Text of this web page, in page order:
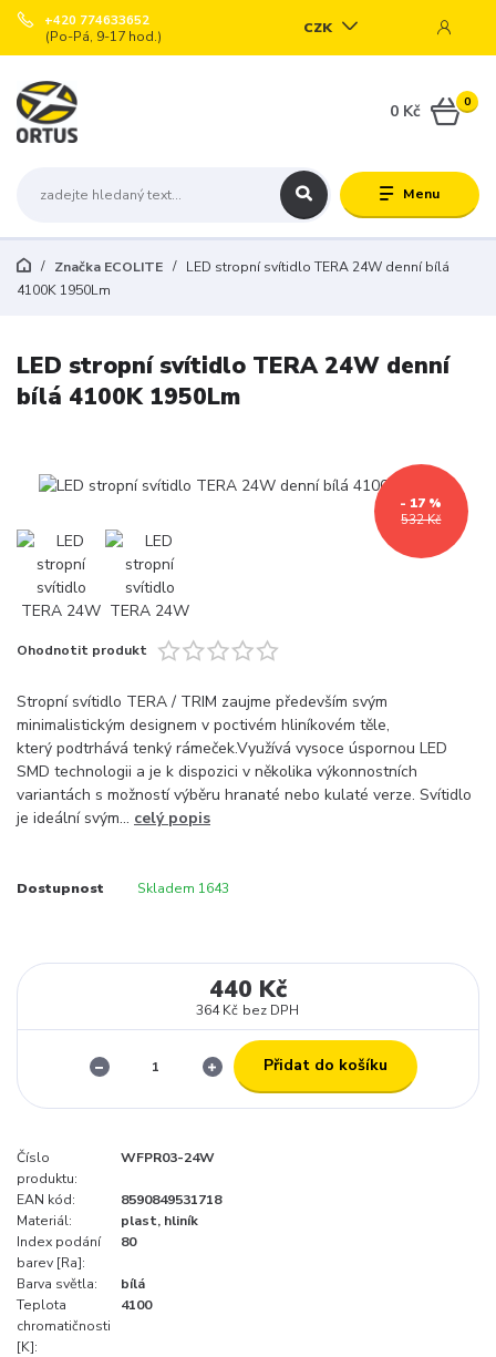
Menu
CZK
+420 774633652
(Po-Pá, 9-17 hod.)
0
0 Kč
Značka ECOLITE
LED stropní svítidlo TERA 24W denní bílá
4100K 1950Lm
LED stropní svítidlo TERA 24W denní
bílá 4100K 1950Lm
532 Kč
- 17 %
Ohodnotit produkt
Stropní svítidlo TERA / TRIM zaujme především svým
minimalistickým designem v poctivém hliníkovém těle,
který podtrhává tenký rámeček.Využívá vysoce úspornou LED
SMD technologii a je k dispozici v několika výkonnostních
variantách s možností výběru hranaté nebo kulaté verze. Svítidlo
je ideální svým... celý popis
Dostupnost Skladem 1643
440 Kč
364 Kč bez DPH
Přidat do košíku
Číslo
produktu:
WFPR03-24W
EAN kód:
8590849531718
Materiál:
plast, hliník
Index podání
barev [Ra]:
80
Barva světla:
bílá
Teplota
chromatičnosti
[K]:
4100